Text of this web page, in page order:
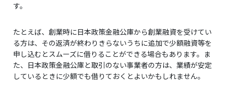
す。
たとえば、創業時に日本政策金融公庫から創業融資を受けてい
る方は、その返済が終わりきらないうちに追加で少額融資等を
申し込むとスムーズに借りることができる場合もあります。ま
た、日本政策金融公庫と取引のない事業者の方は、業績が安定
しているときに少額でも借りておくとよいかもしれません。